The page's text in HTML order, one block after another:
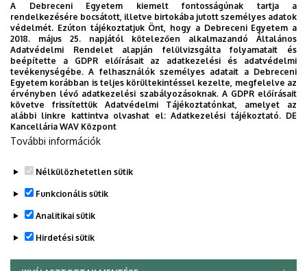
Rendhagyó tanév a Fogorvostudományi Karon
Organization images
A Debreceni Egyetem kiemelt fontosságúnak tartja a
rendelkezésére bocsátott, illetve birtokába jutott személyes adatok
védelmét. Ezúton tájékoztatjuk Önt, hogy a Debreceni Egyetem a
2018. május 25. napjától kötelezően alkalmazandó Általános
Adatvédelmi Rendelet alapján felülvizsgálta folyamatait és
beépítette a GDPR előírásait az adatkezelési és adatvédelmi
tevékenységébe. A felhasználók személyes adatait a Debreceni
Egyetem korábban is teljes körültekintéssel kezelte, megfelelve az
érvényben lévő adatkezelési szabályozásoknak. A GDPR előírásait
követve frissítettük Adatvédelmi Tájékoztatónkat, amelyet az
alábbi linkre kattintva olvashat el:Adatkezelési tájékoztató. DE
Kancellária WAV Központ
További információk
Nélkülözhetetlen sütik
Funkcionális sütik
Analitikai sütik
Hirdetési sütik